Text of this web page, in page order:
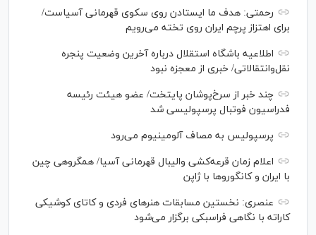
رحمتی: هدف ما ایستادن روی سکوی قهرمانی آسیاست/
برای اهتزاز پرچم ایران روی تخته می‌رویم
اطلاعیه باشگاه استقلال درباره آخرین وضعیت پنجره
نقل‌وانتقالاتی/ خبری از معجزه نبود
چند خبر از سرخ‌پوشان پایتخت/ عضو هیئت رئیسه
فدراسیون فوتبال پرسپولیسی شد
پرسپولیس به مصاف آلومینیوم می‌رود
اعلام زمان قرعه‌کشی والیبال قهرمانی آسیا/ همگروهی چین
با ایران و کانگورو‌ها با ژاپن
عنصری: نخستین مسابقات هنر‌های فردی و کاتای کوشیکی
کاراته با نگاهی فراسبکی برگزار می‌شود